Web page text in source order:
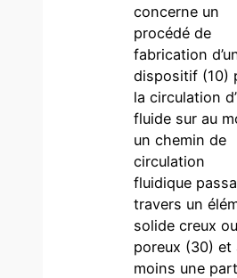
concerne un
procédé de
fabrication
dispositif (10)
la circulation
fluide sur au
un chemin de
circulation
fluidique
travers un
solide creux ou
poreux (30) et
moins une